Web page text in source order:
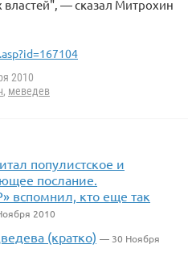
— сказал Митрохин
2010
, меведев
популистское и
послание.
вспомнил, кто еще так
2010
(кратко) — 30 Ноября